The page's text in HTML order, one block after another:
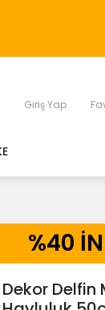
Giriş Yap
%40
Dekor Delfin